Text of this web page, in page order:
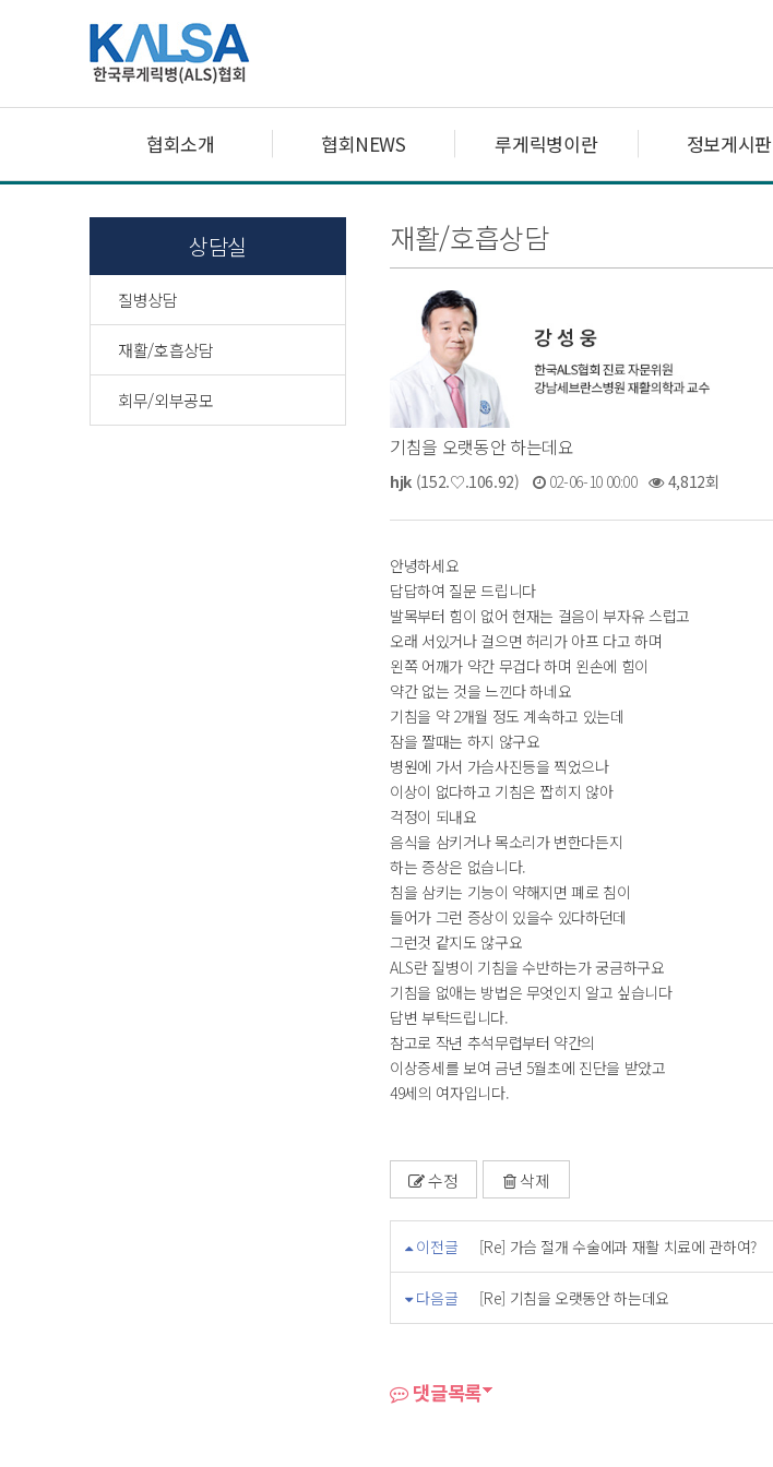
협회소개 협회NEWS 루게릭병이란 정보게시판
상담실
질병상담
재활/호흡상담
회무/외부공모
재활/호흡상담
기침을 오랫동안 하는데요
hjk(152.♡.106.92) 02-06-10 00:00 4,812회
안녕하세요
답답하여 질문 드립니다
발목부터 힘이 없어 현재는 걸음이 부자유 스럽고
오래 서있거나 걸으면 허리가 아프 다고 하며
왼쪽 어깨가 약간 무겁다 하며 왼손에 힘이
약간 없는 것을 느낀다 하네요
기침을 약 2개월 정도 계속하고 있는데
잠을 짤때는 하지 않구요
병원에 가서 가슴사진등을 찍었으나
이상이 없다하고 기침은 짭히지 않아
걱정이 되내요
음식을 삼키거나 목소리가 변한다든지
하는 증상은 없습니다.
침을 삼키는 기능이 약해지면 폐로 침이
들어가 그런 증상이 있을수 있다하던데
그런것 같지도 않구요
ALS란 질병이 기침을 수반하는가 궁금하구요
기침을 없애는 방법은 무엇인지 알고 싶습니다
답변 부탁드립니다.
참고로 작년 추석무렵부터 약간의
이상증세를 보여 금년 5월초에 진단을 받았고
49세의 여자입니다.
수정 삭제
이전글 [Re] 가슴 절개 수술에과 재활 치료에 관하여?
다음글 [Re] 기침을 오랫동안 하는데요
댓글목록